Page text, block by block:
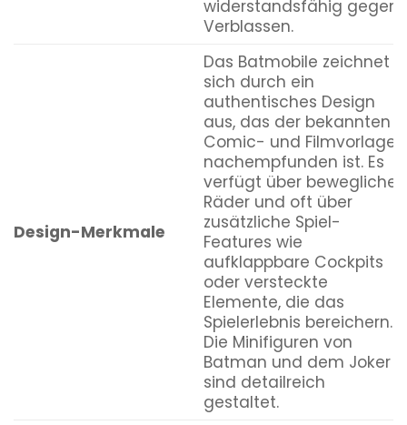
widerstandsfähig gegen
Verblassen.
Design-Merkmale
Das Batmobile zeichnet
sich durch ein
authentisches Design
aus, das der bekannten
Comic- und Filmvorlage
nachempfunden ist. Es
verfügt über bewegliche
Räder und oft über
zusätzliche Spiel-
Features wie
aufklappbare Cockpits
oder versteckte
Elemente, die das
Spielerlebnis bereichern.
Die Minifiguren von
Batman und dem Joker
sind detailreich
gestaltet.